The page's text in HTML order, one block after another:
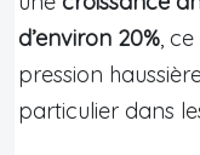
d’environ 20%,
pression
particulier dans